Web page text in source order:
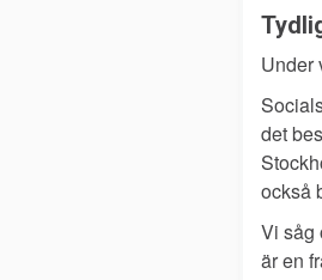
Under
det
också
Vi såg
är en